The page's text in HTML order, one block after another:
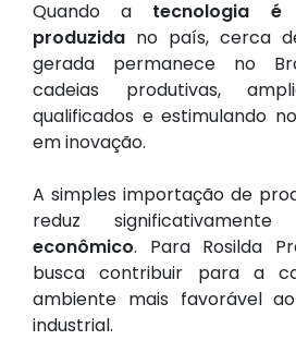
Quando a tecnologia é
produzida no país, cerca
gerada permanece no
cadeias produtivas,
qualificados e estimulando
em inovação.
A simples importação de
reduz
econômico. Para Rosilda
busca contribuir para a
ambiente mais favorável
industrial.